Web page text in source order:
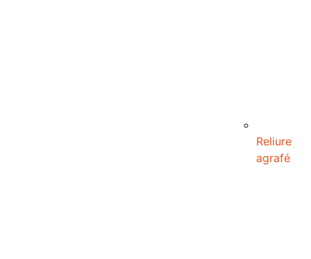
Reliure
agrafé